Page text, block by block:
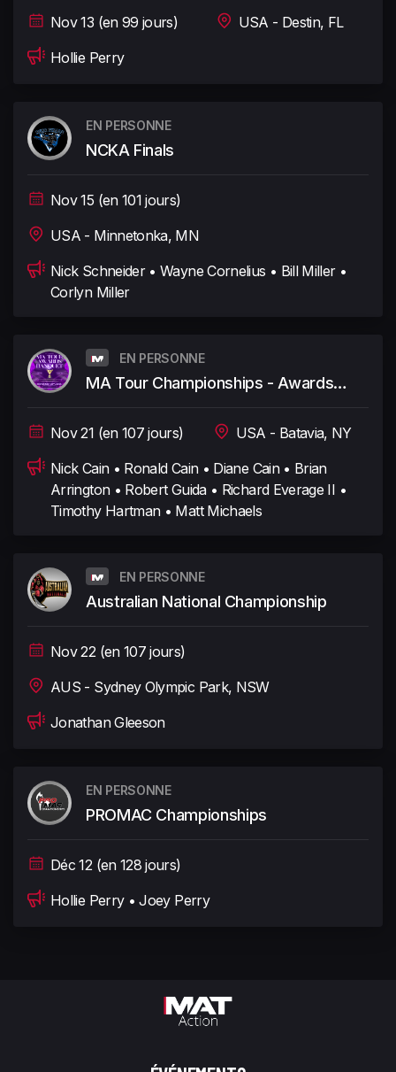
Nov 13 (en 99 jours)
USA - Destin, FL
Hollie Perry
EN PERSONNE
NCKA Finals
Nov 15 (en 101 jours)
USA - Minnetonka, MN
Nick Schneider • Wayne Cornelius • Bill Miller •
Corlyn Miller
EN PERSONNE
MA Tour Championships - Awards
Nov 21 (en 107 jours)
USA - Batavia, NY
Nick Cain • Ronald Cain • Diane Cain • Brian
Arrington • Robert Guida • Richard Everage II •
Timothy Hartman • Matt Michaels
EN PERSONNE
Australian National Championship
Nov 22 (en 107 jours)
AUS - Sydney Olympic Park, NSW
Jonathan Gleeson
EN PERSONNE
PROMAC Championships
Déc 12 (en 128 jours)
Hollie Perry • Joey Perry